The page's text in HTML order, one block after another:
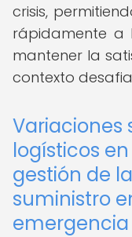
crisis,
rápidamente a
mantener la
contexto
Variaciones
logísticos
gestión de
suministro
emergencia